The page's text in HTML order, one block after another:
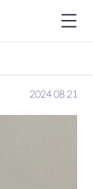
2024.08.21